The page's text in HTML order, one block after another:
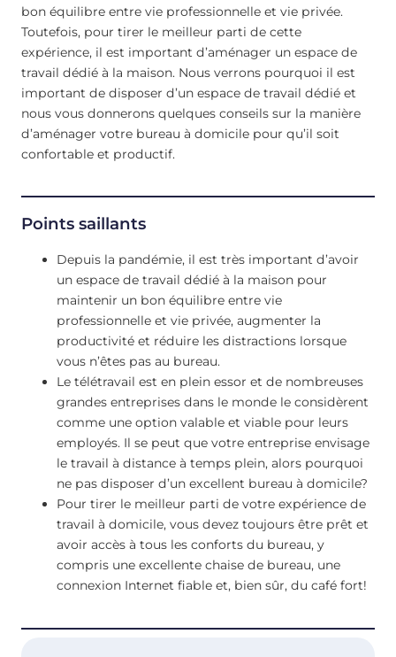
bon équilibre entre vie professionnelle et vie privée.
Toutefois, pour tirer le meilleur parti de cette
expérience, il est important d’aménager un espace de
travail dédié à la maison. Nous verrons pourquoi il est
important de disposer d’un espace de travail dédié et
nous vous donnerons quelques conseils sur la manière
d’aménager votre bureau à domicile pour qu’il soit
confortable et productif.
Points saillants
Depuis la pandémie, il est très important d’avoir
un espace de travail dédié à la maison pour
maintenir un bon équilibre entre vie
professionnelle et vie privée, augmenter la
productivité et réduire les distractions lorsque
vous n’êtes pas au bureau.
Le télétravail est en plein essor et de nombreuses
grandes entreprises dans le monde le considèrent
comme une option valable et viable pour leurs
employés. Il se peut que votre entreprise envisage
le travail à distance à temps plein, alors pourquoi
ne pas disposer d’un excellent bureau à domicile?
Pour tirer le meilleur parti de votre expérience de
travail à domicile, vous devez toujours être prêt et
avoir accès à tous les conforts du bureau, y
compris une excellente chaise de bureau, une
connexion Internet fiable et, bien sûr, du café fort!